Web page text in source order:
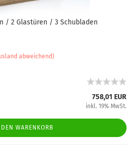
/ 2 Glastüren / 3 Schubladen
abweichend)
758,01 EUR
inkl. 19% MwSt.
DEN WARENKORB